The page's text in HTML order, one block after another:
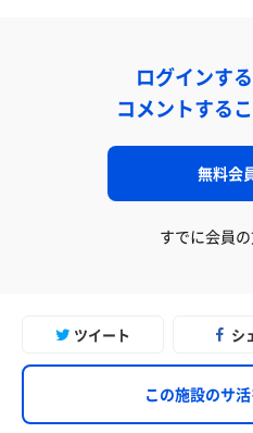
ログインす
コメントする
無料会
すでに会員
ツイート シ
この施設のサ